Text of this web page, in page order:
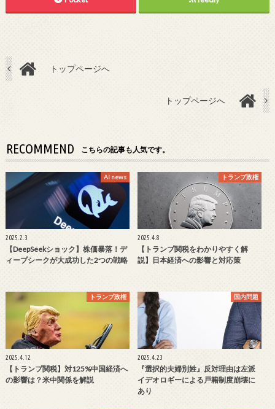
トップページへ
トップページへ
RECOMMEND こちらの記事も人気です。
AI news
2025.2.3
【DeepSeekショック】株価暴落！デ
ィープシークが大成功した2つの戦略
トランプ政権
2025.4.8
【トランプ関税をわかりやすく解
説】日本経済への影響と対応策
トランプ政権
2025.4.12
【トランプ関税】対125%中国経済へ
の影響は？米中関係を解説
国内問題
2025.4.23
『選択的夫婦別姓』反対理由は左派
イデオロギーによる戸籍制度崩壊に
あり